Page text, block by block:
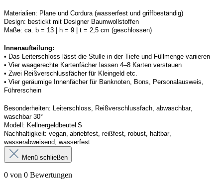
Materialien: Plane und Cordura (wasserfest und griffbeständig)
Design: bestickt mit Designer Baumwollstoffen
Maße: ca. b = 13 | h = 9 | t = 2,5 cm (geschlossen)
Innenaufteilung:
• Das Leiterschloss lässt die Stulle in der Tiefe und Füllmenge variieren
• Vier waagerechte Kartenfächer lassen 4–8 Karten verstauen
• Zwei Reißverschlussfächer für Kleingeld etc.
• Vier geräumige Innenfächer für Banknoten, Bons, Personalausweis,
Führerschein
Besonderheiten: Leiterschloss, Reißverschlussfach, abwaschbar,
waschbar 30°
Modell: Kellnergeldbeutel S
Nachhaltigkeit: vegan, abriebfest, reißfest, robust, haltbar,
wasserabweisend, wasserfest
Menü schließen
0 von 0 Bewertungen